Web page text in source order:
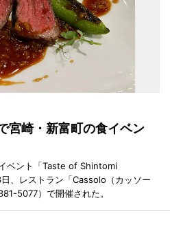
宮崎・新富町の食イベン
ベント「Taste of Shintomi
、レストラン「Cassolo（カッソー
5077）で開催された。